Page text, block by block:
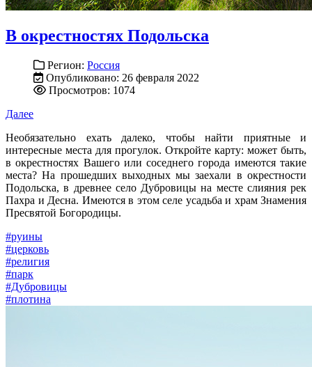
В окрестностях Подольска
Регион: Россия
Опубликовано: 26 февраля 2022
Просмотров: 1074
Далее
Необязательно ехать далеко, чтобы найти приятные и
интересные места для прогулок. Откройте карту: может быть,
в окрестностях Вашего или соседнего города имеются такие
места? На прошедших выходных мы заехали в окрестности
Подольска, в древнее село Дубровицы на месте слияния рек
Пахра и Десна. Имеются в этом селе усадьба и храм Знамения
Пресвятой Богородицы.
#руины
#церковь
#религия
#парк
#Дубровицы
#плотина